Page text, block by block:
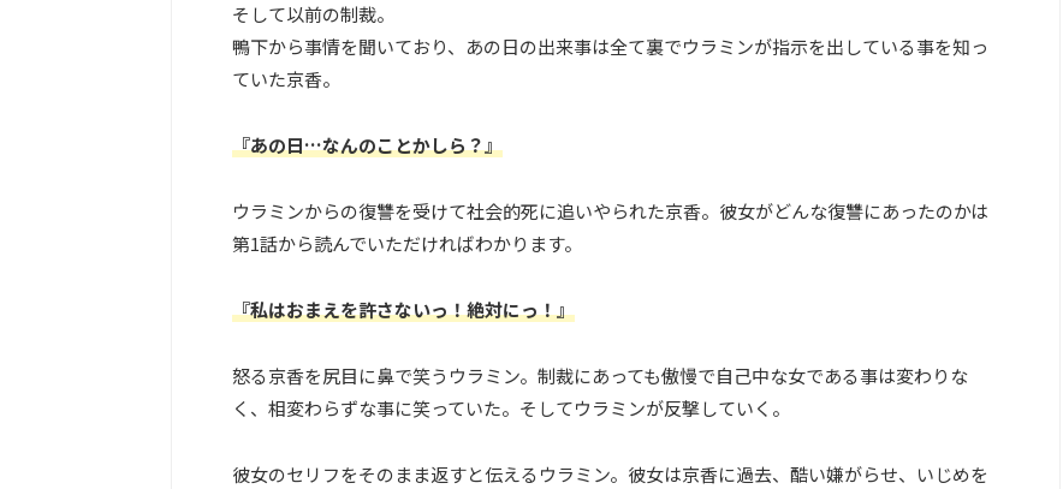
そして以前の制裁。
鴨下から事情を聞いており、あの日の出来事は全て裏でウラミンが指示を出している事を知っ
ていた京香。
『あの日…なんのことかしら？』
ウラミンからの復讐を受けて社会的死に追いやられた京香。彼女がどんな復讐にあったのかは
第1話から読んでいただければわかります。
『私はおまえを許さないっ！絶対にっ！』
怒る京香を尻目に鼻で笑うウラミン。制裁にあっても傲慢で自己中な女である事は変わりな
く、相変わらずな事に笑っていた。そしてウラミンが反撃していく。
彼女のセリフをそのまま返すと伝えるウラミン。彼女は京香に過去、酷い嫌がらせ、いじめを